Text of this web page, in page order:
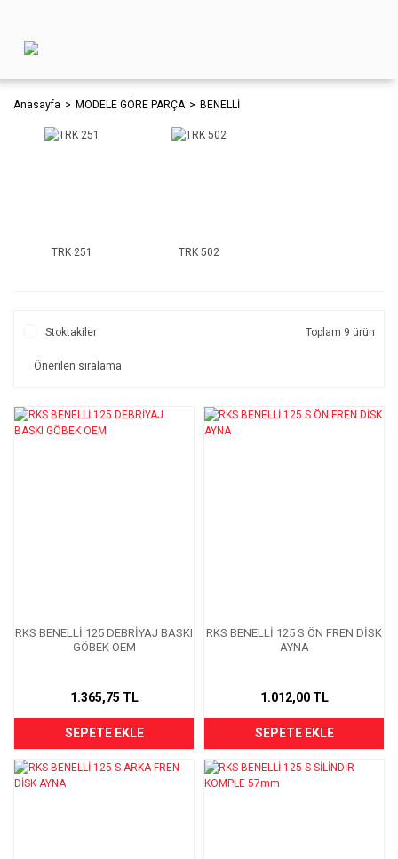
Anasayfa MODELE GÖRE PARÇA BENELLİ
TRK 251 TRK 502
Stoktakiler Toplam 9 ürün
RKS BENELLİ 125 DEBRİYAJ BASKI
GÖBEK OEM
1.365,75 TL
SEPETE EKLE
RKS BENELLİ 125 S ÖN FREN DİSK
AYNA
1.012,00 TL
SEPETE EKLE